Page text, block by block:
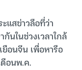
แสข่าวลือที่ว่า
นในช่วงเวลาใกล้
อนจีน เพื่อหารือ
อนพ.ค.